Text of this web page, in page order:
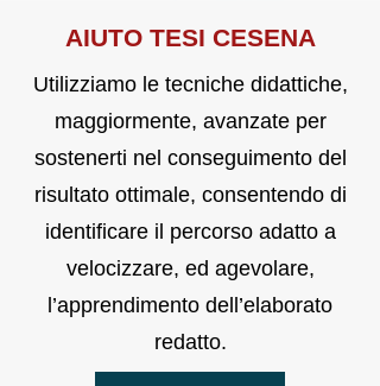
AIUTO TESI CESENA
Utilizziamo le tecniche didattiche,
maggiormente, avanzate per
sostenerti nel conseguimento del
risultato ottimale, consentendo di
identificare il percorso adatto a
velocizzare, ed agevolare,
l’apprendimento dell’elaborato
redatto.